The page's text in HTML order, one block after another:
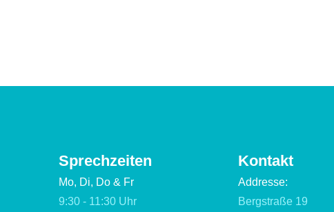
Sprechzeiten
Mo, Di, Do & Fr
9:30 - 11:30 Uhr
Kontakt
Addresse:
Bergstraße 19